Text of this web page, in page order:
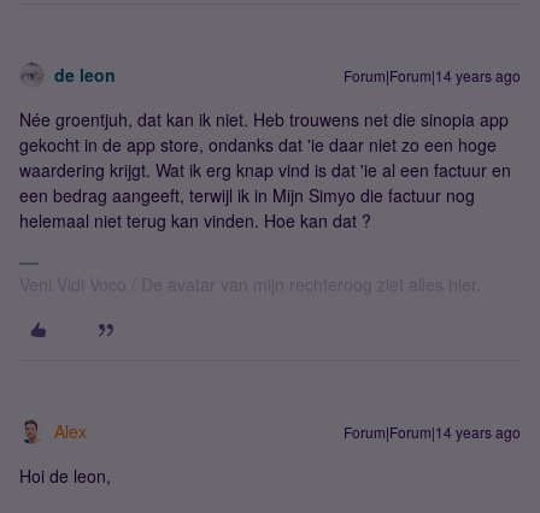
de leon Forum|Forum|14 years ago
Née groentjuh, dat kan ik niet. Heb trouwens net die sinopia app
gekocht in de app store, ondanks dat 'ie daar niet zo een hoge
waardering krijgt. Wat ik erg knap vind is dat 'ie al een factuur en
een bedrag aangeeft, terwijl ik in Mijn Simyo die factuur nog
helemaal niet terug kan vinden. Hoe kan dat ?
Veni Vidi Voco / De avatar van mijn rechteroog ziet alles hier.
Alex Forum|Forum|14 years ago
Hoi de leon,